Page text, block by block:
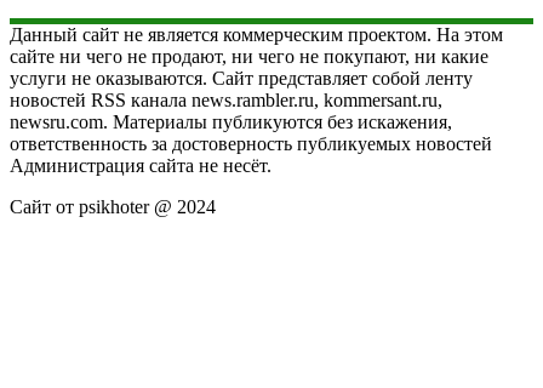
Данный сайт не является коммерческим проектом. На этом
сайте ни чего не продают, ни чего не покупают, ни какие
услуги не оказываются. Сайт представляет собой ленту
новостей RSS канала news.rambler.ru, kommersant.ru,
newsru.com. Материалы публикуются без искажения,
ответственность за достоверность публикуемых новостей
Администрация сайта не несёт.
Сайт от psikhoter @ 2024